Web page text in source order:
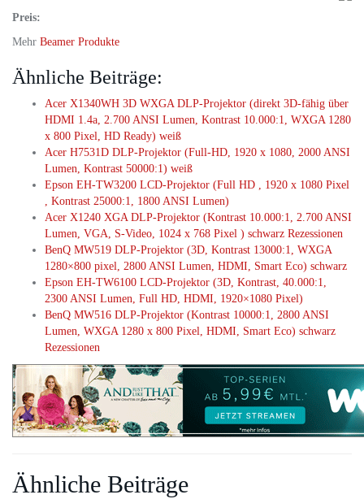
Preis:
Mehr Beamer Produkte
Ähnliche Beiträge:
Acer X1340WH 3D WXGA DLP-Projektor (direkt 3D-fähig über
HDMI 1.4a, 2.700 ANSI Lumen, Kontrast 10.000:1, WXGA 1280
x 800 Pixel, HD Ready) weiß
Acer H7531D DLP-Projektor (Full-HD, 1920 x 1080, 2000 ANSI
Lumen, Kontrast 50000:1) weiß
Epson EH-TW3200 LCD-Projektor (Full HD , 1920 x 1080 Pixel
, Kontrast 25000:1, 1800 ANSI Lumen)
Acer X1240 XGA DLP-Projektor (Kontrast 10.000:1, 2.700 ANSI
Lumen, VGA, S-Video, 1024 x 768 Pixel ) schwarz Rezessionen
BenQ MW519 DLP-Projektor (3D, Kontrast 13000:1, WXGA
1280×800 pixel, 2800 ANSI Lumen, HDMI, Smart Eco) schwarz
Epson EH-TW6100 LCD-Projektor (3D, Kontrast, 40.000:1,
2300 ANSI Lumen, Full HD, HDMI, 1920×1080 Pixel)
BenQ MW516 DLP-Projektor (Kontrast 10000:1, 2800 ANSI
Lumen, WXGA 1280 x 800 Pixel, HDMI, Smart Eco) schwarz
Rezessionen
Ähnliche Beiträge